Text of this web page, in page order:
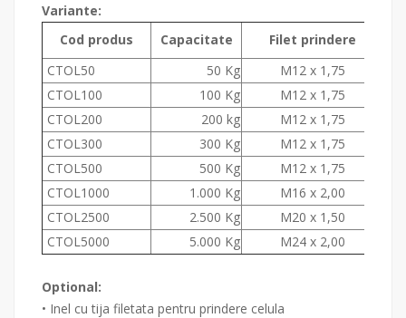
Variante:
Cod produs
Capacitate Filet prindere
CTOL50
50 Kg
M12 x 1,75
CTOL100
100 Kg
M12 x 1,75
CTOL200
200 kg
M12 x 1,75
CTOL300
300 Kg
M12 x 1,75
CTOL500
500 Kg
M12 x 1,75
CTOL1000
1.000 Kg
M16 x 2,00
CTOL2500
2.500 Kg
M20 x 1,50
CTOL5000
5.000 Kg M24 x 2,00
Optional:
• Inel cu tija filetata pentru prindere celula